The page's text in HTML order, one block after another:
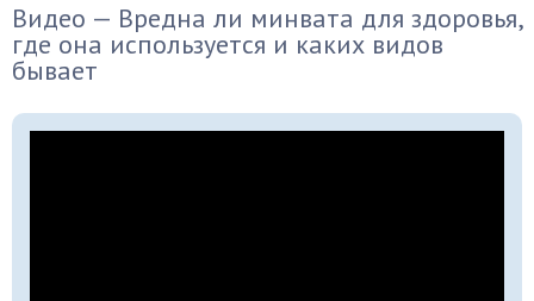
Видео — Вредна ли минвата для здоровья,
где она используется и каких видов
бывает